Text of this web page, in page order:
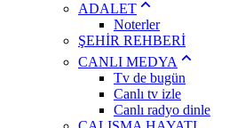
ADALET
Noterler
ŞEHİR REHBERİ
CANLI MEDYA
Tv de bugün
Canlı tv izle
Canlı radyo dinle